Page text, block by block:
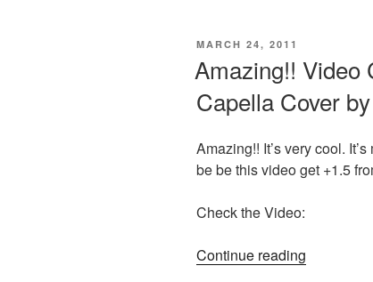
POSTED
MARCH 24, 2011
Amazing!! Video
Capella Cover
Amazing!! It’s very cool.
be be this video get +1.5
Check the Video:
Continue reading